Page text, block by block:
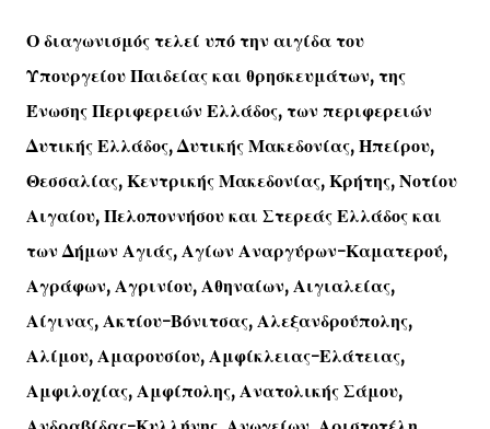
Ο διαγωνισμός τελεί υπό την αιγίδα του
Υπουργείου Παιδείας και θρησκευμάτων, της
Ένωσης Περιφερειών Ελλάδος, των περιφερειών
Δυτικής Ελλάδος, Δυτικής Μακεδονίας, Ηπείρου,
Θεσσαλίας, Κεντρικής Μακεδονίας, Κρήτης, Νοτίου
Αιγαίου, Πελοποννήσου και Στερεάς Ελλάδος και
των Δήμων Αγιάς, Αγίων Αναργύρων-Καματερού,
Αγράφων, Αγρινίου, Αθηναίων, Αιγιαλείας,
Αίγινας, Ακτίου-Βόνιτσας, Αλεξανδρούπολης,
Αλίμου, Αμαρουσίου, Αμφίκλειας-Ελάτειας,
Αμφιλοχίας, Αμφίπολης, Ανατολικής Σάμου,